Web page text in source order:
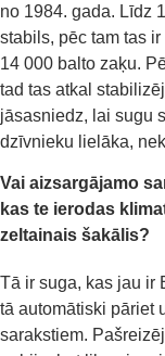
no 1984. gada. Līdz
stabils, pēc tam tas
14 000 balto zaķu. P
tad tas atkal
jāsasniedz, lai sugu
dzīvnieku lielāka,
Vai aizsargājamo
kas te ierodas
zeltainais šakālis?
Tā ir suga, kas jau ir
tā automātiski pāriet
sarakstiem.